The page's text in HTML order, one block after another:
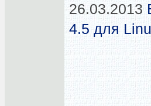
26.03.2013
4.5 для